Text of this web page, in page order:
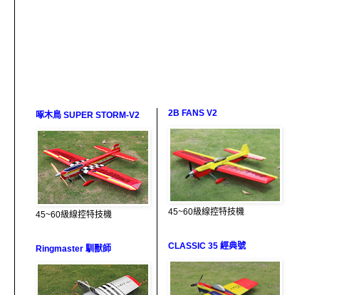
啄木鳥 SUPER STORM-V2
45~60級線控特技機
Ringmaster 馴獸師
2B FANS V2
45~60級線控特技機
CLASSIC 35 經典號